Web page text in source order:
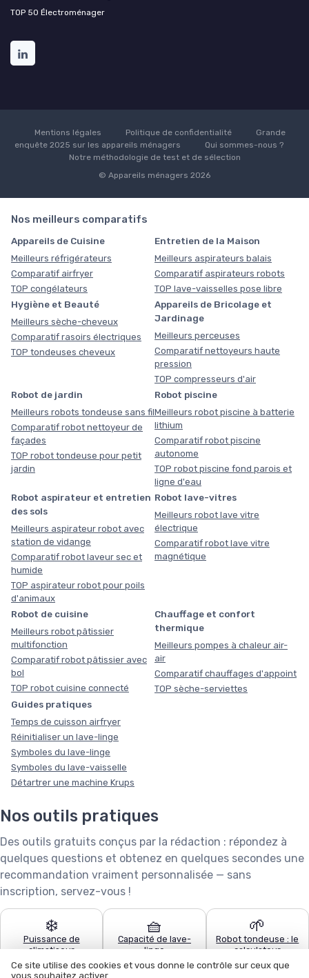
TOP 50 Électroménager
Mentions légales Politique de confidentialité
Grande
enquête 2025 sur les appareils ménagers
Qui sommes-nous ?
Notre méthodologie de test et de sélection
© Appareils ménagers 2026
Nos meilleurs comparatifs
Appareils de Cuisine
Meilleurs réfrigérateurs
Comparatif airfryer
TOP congélateurs
Entretien de la Maison
Meilleurs aspirateurs balais
Comparatif aspirateurs robots
TOP lave-vaisselles pose libre
Hygiène et Beauté
Meilleurs sèche-cheveux
Comparatif rasoirs électriques
TOP tondeuses cheveux
Appareils de Bricolage et
Jardinage
Meilleurs perceuses
Comparatif nettoyeurs haute
pression
TOP compresseurs d'air
Robot de jardin
Meilleurs robots tondeuse sans fil
Comparatif robot nettoyeur de
façades
TOP robot tondeuse pour petit
jardin
Robot piscine
Meilleurs robot piscine à batterie
lithium
Comparatif robot piscine
autonome
TOP robot piscine fond parois et
ligne d'eau
Robot aspirateur et entretien
des sols
Meilleurs aspirateur robot avec
station de vidange
Comparatif robot laveur sec et
humide
TOP aspirateur robot pour poils
d'animaux
Robot lave-vitres
Meilleurs robot lave vitre
électrique
Comparatif robot lave vitre
magnétique
Robot de cuisine
Meilleurs robot pâtissier
multifonction
Comparatif robot pâtissier avec
bol
TOP robot cuisine connecté
Chauffage et confort
thermique
Meilleurs pompes à chaleur air-
air
Comparatif chauffages d'appoint
TOP sèche-serviettes
Guides pratiques
Temps de cuisson airfryer
Réinitialiser un lave-linge
Symboles du lave-linge
Symboles du lave-vaisselle
Détartrer une machine Krups
Nos outils pratiques
Des outils gratuits conçus par la rédaction : répondez à
quelques questions et obtenez en quelques secondes une
recommandation vraiment personnalisée — sans
inscription, servez-vous !
❄️
Puissance de
climatiseur
🧺
Capacité de lave-
linge
🌱
Robot tondeuse : le
calculateur
Ce site utilise des cookies et vous donne le contrôle sur ceux que
vous souhaitez activer